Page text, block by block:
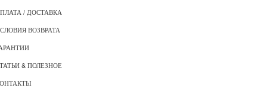
/ ДОСТАВКА
ВОЗВРАТА
& ПОЛЕЗНОЕ